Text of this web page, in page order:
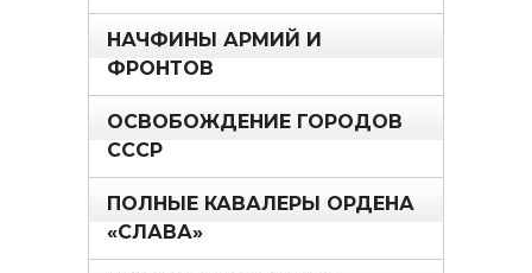
НАЧФИНЫ АРМИЙ И
ФРОНТОВ
ОСВОБОЖДЕНИЕ ГОРОДОВ
СССР
ПОЛНЫЕ КАВАЛЕРЫ ОРДЕНА
«СЛАВА»